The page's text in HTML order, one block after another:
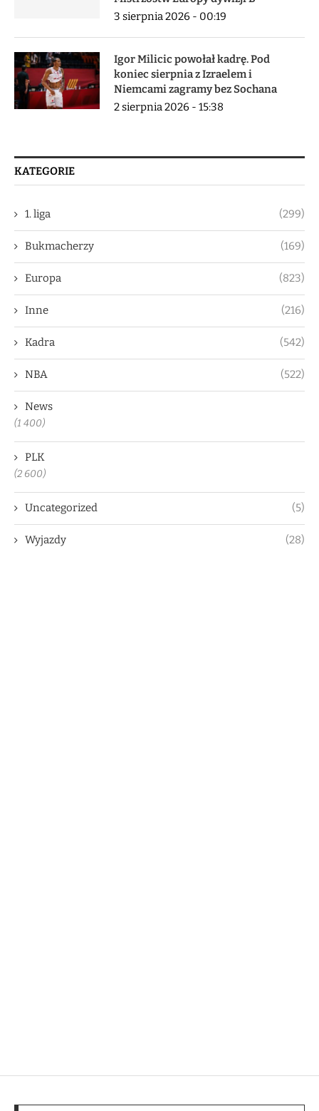
3 sierpnia 2026 - 00:19
Igor Milicic powołał kadrę. Pod
koniec sierpnia z Izraelem i
Niemcami zagramy bez Sochana
2 sierpnia 2026 - 15:38
KATEGORIE
1. liga (299)
Bukmacherzy (169)
Europa (823)
Inne (216)
Kadra (542)
NBA (522)
News
(1 400)
PLK
(2 600)
Uncategorized (5)
Wyjazdy (28)